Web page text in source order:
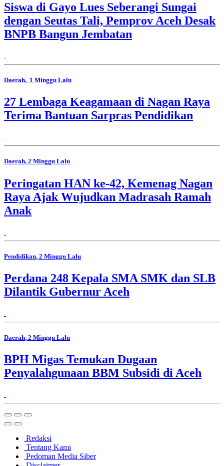
Siswa di Gayo Lues Seberangi Sungai
dengan Seutas Tali, Pemprov Aceh Desak
BNPB Bangun Jembatan
Daerah, 1 Minggu Lalu
27 Lembaga Keagamaan di Nagan Raya
Terima Bantuan Sarpras Pendidikan
Daerah, 2 Minggu Lalu
Peringatan HAN ke-42, Kemenag Nagan
Raya Ajak Wujudkan Madrasah Ramah
Anak
Pendidikan, 2 Minggu Lalu
Perdana 248 Kepala SMA SMK dan SLB
Dilantik Gubernur Aceh
Daerah, 2 Minggu Lalu
BPH Migas Temukan Dugaan
Penyalahgunaan BBM Subsidi di Aceh
Redaksi
Tentang Kami
Pedoman Media Siber